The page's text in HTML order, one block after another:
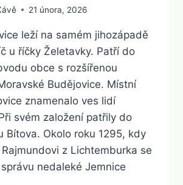
21 února, 2026
leží na samém jihozápadě
u říčky Želetavky. Patří do
obce s rozšířenou
Budějovice. Místní
znamenalo ves lidí
svém založení patřily do
Bítova. Okolo roku 1295, kdy
z Lichtemburka se
nedaleké Jemnice